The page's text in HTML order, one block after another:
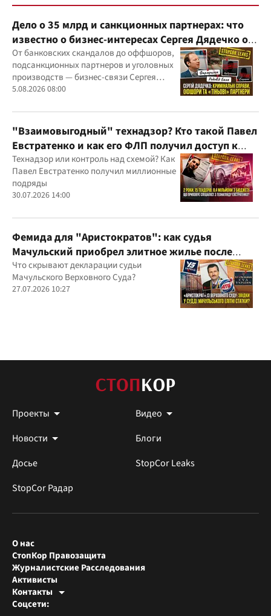
Дело о 35 млрд и санкционных партнерах: что
известно о бизнес-интересах Сергея Дядечко от
"Родовид Банка" до "ФАРМАСЕЛ"
От банковских скандалов до оффшоров,
подсанкционных партнеров и уголовных
производств — бизнес-связи Сергея
Дядечко до сих пор простираются через
юрисдикций
5.08.2026 08:00
"Взаимовыгодный" технадзор? Кто такой Павел
Евстратенко и как его ФЛП получил доступ к
бюджетным миллионам?
Технадзор или контроль над схемой? Как
Павел Евстратенко получил миллионные
подряды
30.07.2026 14:00
Фемида для "Аристократов": как судья
Мачульский приобрел элитное жилье после
вердикта в пользу застройщика?
Что скрывают декларации судьи
Мачульского Верховного Суда?
27.07.2026 10:27
Проекты
Видео
Новости
Блоги
Досье
StopCor Leaks
StopCor Радар
О нас
СтопКор Правозащита
Журналистские Расследования
Активисты
Контакты
Редакция СтопКора
Соцсети: